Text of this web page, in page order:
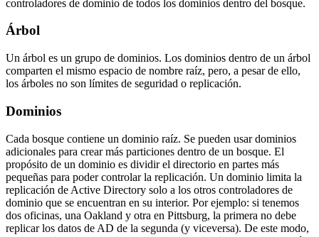
controladores de dominio de todos los dominios dentro del bosque.
Árbol
Un árbol es un grupo de dominios. Los dominios dentro de un árbol
comparten el mismo espacio de nombre raíz, pero, a pesar de ello,
los árboles no son límites de seguridad o replicación.
Dominios
Cada bosque contiene un dominio raíz. Se pueden usar dominios
adicionales para crear más particiones dentro de un bosque. El
propósito de un dominio es dividir el directorio en partes más
pequeñas para poder controlar la replicación. Un dominio limita la
replicación de Active Directory solo a los otros controladores de
dominio que se encuentran en su interior. Por ejemplo: si tenemos
dos oficinas, una Oakland y otra en Pittsburg, la primera no debe
replicar los datos de AD de la segunda (y viceversa). De este modo,